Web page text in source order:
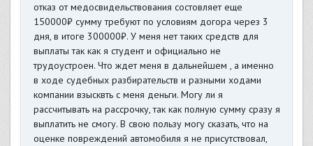
отказ от медосвидельствования состовляет еще
150000₽ сумму требуют по условиям догора через 3
дня, в итоге 300000₽. У меня нет таких средств для
выплаты так как я студент и официально не
трудоустроен. Что ждет меня в дальнейшем , а именно
в ходе судебных разбирательств и разными ходами
компании взысквть с меня деньги. Могу ли я
рассчитывать на рассрочку, так как полную сумму сразу я
выплатить не смогу. В свою пользу могу сказать, что на
оценке повреждений автомобиля я не присутствовал,